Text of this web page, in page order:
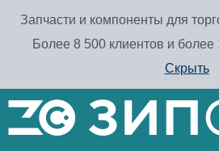
Запчасти и компоненты для
Более 8 500 клиентов и более
Скрыть